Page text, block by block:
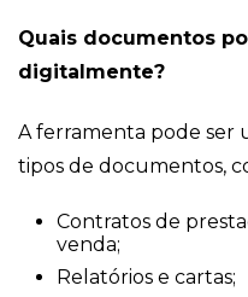
Quais documentos
digitalmente?
A ferramenta pode ser
tipos de documentos,
Contratos de
venda;
Relatórios e cartas;